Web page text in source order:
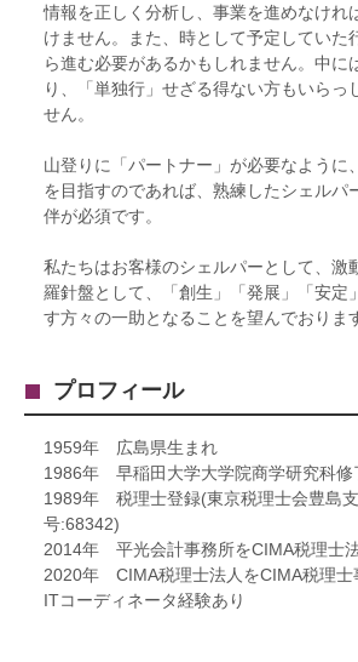
情報を正しく分析し、事業を進めなけれ
けません。また、時として予定していた
ら進む必要があるかもしれません。中に
り、「単独行」せざる得ない方もいらっ
せん。
山登りに「パートナー」が必要なように
を目指すのであれば、熟練したシェルパ
伴が必須です。
私たちはお客様のシェルパーとして、激
羅針盤として、「創生」「発展」「安定
す方々の一助となることを望んでおりま
プロフィール
1959年 広島県生まれ
1986年 早稲田大学大学院商学研究科修
1989年 税理士登録(東京税理士会豊島
号:68342)
2014年 平光会計事務所をCIMA税理士
2020年 CIMA税理士法人をCIMA税理士
ITコーディネータ経験あり